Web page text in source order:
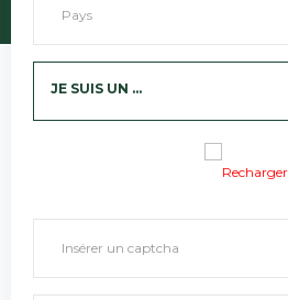
JE SUIS UN ...
Recharger